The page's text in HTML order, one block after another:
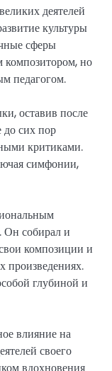
деятелей
культуры
сферы
композитором, но
педагогом.
оставив после
до сих пор
критиками.
симфонии,
Он собирал и
композиции и
произведениях.
глубиной и
влияние на
своего
вдохновения